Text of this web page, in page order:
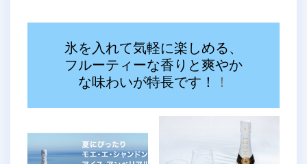
氷を入れて気軽に楽しめる、
フルーティーな香りと爽やか
な味わいが特長です！
！